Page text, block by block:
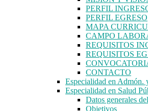
PERFIL
PERFIL EGRESO
MAPA
CAMPO
REQUISITOS
REQUISITOS
CONTACTO
Especialidad en Admón.
Especialidad en Salud
Datos generales
Objetivos